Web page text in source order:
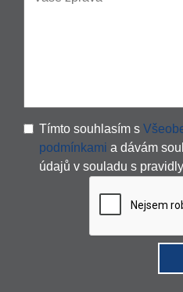
Tímto souhlasím s
podmínkami a dávám
údajů v souladu s pravidly